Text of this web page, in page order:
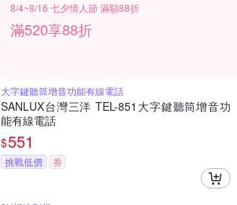
8/4~8/16 七夕情人節 滿額88折
滿520享88折
大字鍵聽筒增音功能有線電話
SANLUX台灣三洋 TEL-851大字鍵聽筒增音功
能有線電話
$551
挑戰低價 券